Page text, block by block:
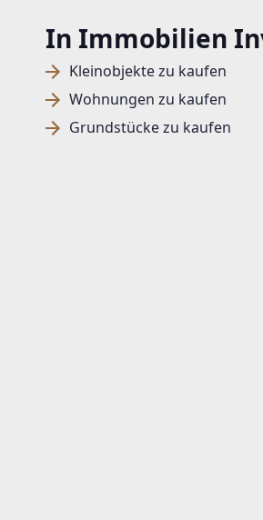
In Immobilien
Kleinobjekte zu kaufen
Wohnungen zu kaufen
Grundstücke zu kaufen